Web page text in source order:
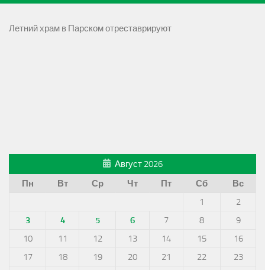
Летний храм в Парском отреставрируют
Август 2026
Пн
Вт Ср Чт Пт Сб
Вс
1
2
3
4 5 6 7 8
9
10
11 12 13 14 15
16
17
18 19 20 21 22
23